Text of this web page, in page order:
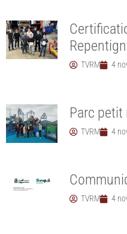
TVRM 4
Parc
TVRM 4
TVRM 4